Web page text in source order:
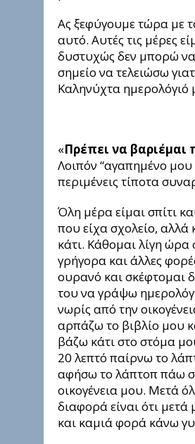
Ας ξεφύγουμε τώρα με
αυτό. Αυτές τις μέρες
δυστυχώς δεν μπορώ
σημείο να τελειώσω
Καληνύχτα
«Πρέπει να βαριέμαι
Λοιπόν “αγαπημένο μου
περιμένεις τίποτα
Όλη μέρα είμαι σπίτι
που είχα σχολείο,
κάτι. Κάθομαι λίγη
γρήγορα και άλλες
ουρανό και σκέφτομαι
του να γράψω
νωρίς από την
αρπάζω το βιβλίο μου
βάζω κάτι στο στόμα
20 λεπτό παίρνω το
αφήσω το λάπτοπ πάω
οικογένεια μου. Μετά
διαφορά είναι ότι
και καμιά φορά κάνω